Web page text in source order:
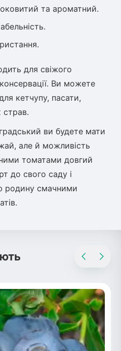
та ароматний.
для свіжого
Ви можете
кетчупу, пасати,
страв.
ви будете мати
але й можливість
томатами довгий
до свого саду і
родину смачними